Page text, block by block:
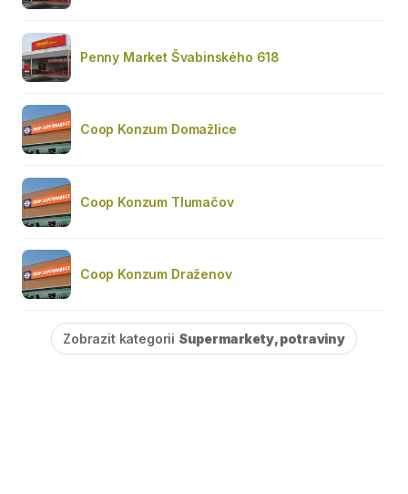
Penny Market Švabinského 618
Coop Konzum Domažlice
Coop Konzum Tlumačov
Coop Konzum Draženov
Zobrazit kategorii Supermarkety, potraviny